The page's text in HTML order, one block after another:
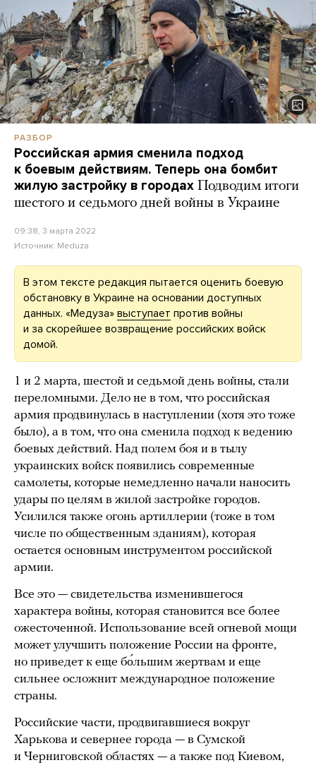
РАЗБОР
Российская армия сменила подход
к боевым действиям. Теперь она бомбит
жилую застройку в городах Подводим итоги
шестого и седьмого дней войны в Украине
09:38, 3 марта 2022
Источник: Meduza
В этом тексте редакция пытается оценить боевую
обстановку в Украине на основании доступных
данных. «Медуза» выступает против войны
и за скорейшее возвращение российских войск
домой.
1 и 2 марта, шестой и седьмой день войны, стали
переломными. Дело не в том, что российская
армия продвинулась в наступлении (хотя это тоже
было), а в том, что она сменила подход к ведению
боевых действий. Над полем боя и в тылу
украинских войск появились современные
самолеты, которые немедленно начали наносить
удары по целям в жилой застройке городов.
Усилился также огонь артиллерии (тоже в том
числе по общественным зданиям), которая
остается основным инструментом российской
армии.
Все это — свидетельства изменившегося
характера войны, которая становится все более
ожесточенной. Использование всей огневой мощи
может улучшить положение России на фронте,
но приведет к еще бо́льшим жертвам и еще
сильнее осложнит международное положение
страны.
Российские части, продвигавшиеся вокруг
Харькова и севернее города — в Сумской
и Черниговской областях — а также под Киевом,